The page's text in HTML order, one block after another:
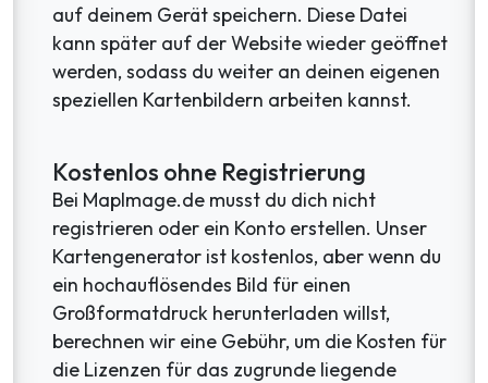
auf deinem Gerät speichern. Diese Datei
kann später auf der Website wieder geöffnet
werden, sodass du weiter an deinen eigenen
speziellen Kartenbildern arbeiten kannst.
Kostenlos ohne Registrierung
Bei MapImage.de musst du dich nicht
registrieren oder ein Konto erstellen. Unser
Kartengenerator ist kostenlos, aber wenn du
ein hochauflösendes Bild für einen
Großformatdruck herunterladen willst,
berechnen wir eine Gebühr, um die Kosten für
die Lizenzen für das zugrunde liegende